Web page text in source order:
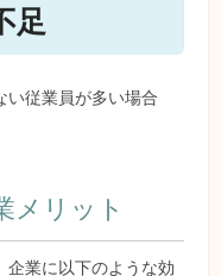
足
い従業員が多い場合
メリット
企業に以下のような効